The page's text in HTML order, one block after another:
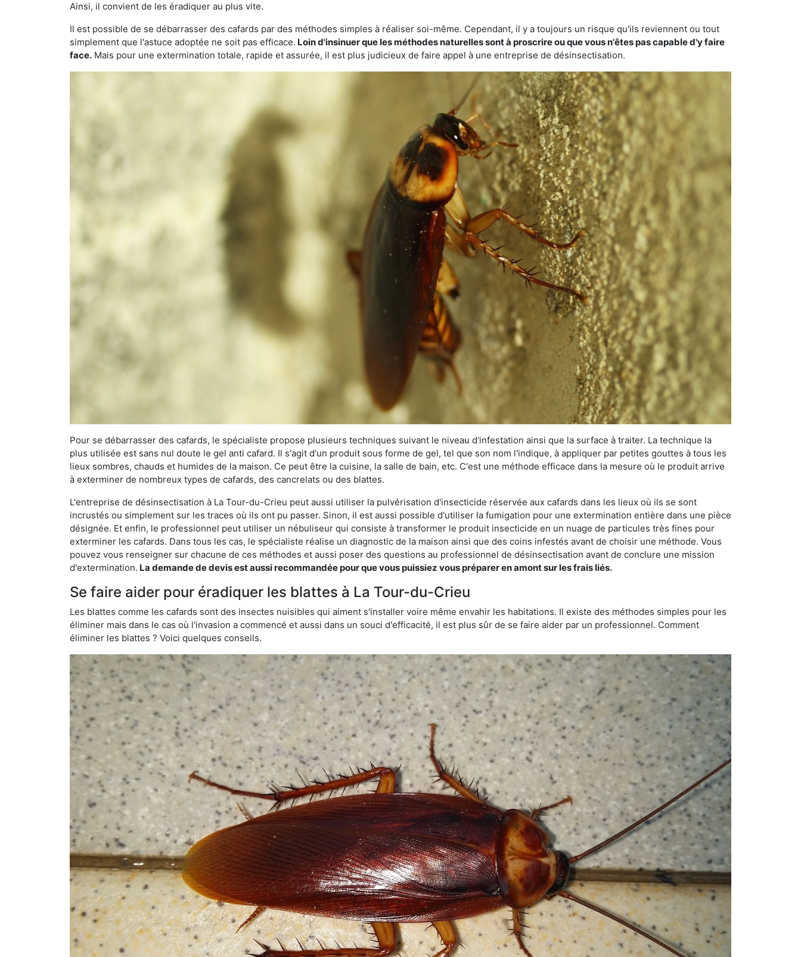
Ainsi, il convient de les éradiquer au plus vite.
Il est possible de se débarrasser des cafards par des méthodes simples à réaliser soi-même. Cependant, il y a toujours un risque qu'ils reviennent ou tout
simplement que l'astuce adoptée ne soit pas efficace. Loin d'insinuer que les méthodes naturelles sont à proscrire ou que vous n'êtes pas capable d'y faire
face. Mais pour une extermination totale, rapide et assurée, il est plus judicieux de faire appel à une entreprise de désinsectisation.
Pour se débarrasser des cafards, le spécialiste propose plusieurs techniques suivant le niveau d'infestation ainsi que la surface à traiter. La technique la
plus utilisée est sans nul doute le gel anti cafard. Il s'agit d'un produit sous forme de gel, tel que son nom l'indique, à appliquer par petites gouttes à tous les
lieux sombres, chauds et humides de la maison. Ce peut être la cuisine, la salle de bain, etc. C'est une méthode efficace dans la mesure où le produit arrive
à exterminer de nombreux types de cafards, des cancrelats ou des blattes.
L'entreprise de désinsectisation à La Tour-du-Crieu peut aussi utiliser la pulvérisation d'insecticide réservée aux cafards dans les lieux où ils se sont
incrustés ou simplement sur les traces où ils ont pu passer. Sinon, il est aussi possible d'utiliser la fumigation pour une extermination entière dans une pièce
désignée. Et enfin, le professionnel peut utiliser un nébuliseur qui consiste à transformer le produit insecticide en un nuage de particules très fines pour
exterminer les cafards. Dans tous les cas, le spécialiste réalise un diagnostic de la maison ainsi que des coins infestés avant de choisir une méthode. Vous
pouvez vous renseigner sur chacune de ces méthodes et aussi poser des questions au professionnel de désinsectisation avant de conclure une mission
d'extermination. La demande de devis est aussi recommandée pour que vous puissiez vous préparer en amont sur les frais liés.
Se faire aider pour éradiquer les blattes à La Tour-du-Crieu
Les blattes comme les cafards sont des insectes nuisibles qui aiment s'installer voire même envahir les habitations. Il existe des méthodes simples pour les
éliminer mais dans le cas où l'invasion a commencé et aussi dans un souci d'efficacité, il est plus sûr de se faire aider par un professionnel. Comment
éliminer les blattes ? Voici quelques conseils.